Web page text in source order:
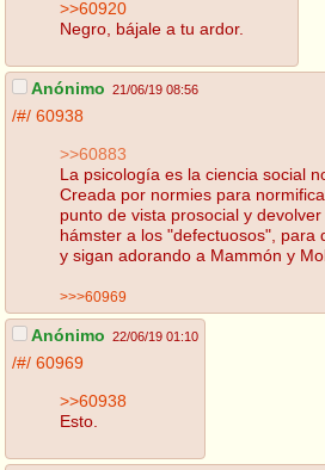
>>60920
Negro, bájale a tu ardor.
Anónimo 21/06/19 08:56
/#/ 60938
>>60883
La psicología es la ciencia social
Creada por normies para
punto de vista prosocial y
hámster a los "defectuosos", para
y sigan adorando a Mammón y
>>>60969
Anónimo 22/06/19 01:10
/#/ 60969
>>60938
Esto.